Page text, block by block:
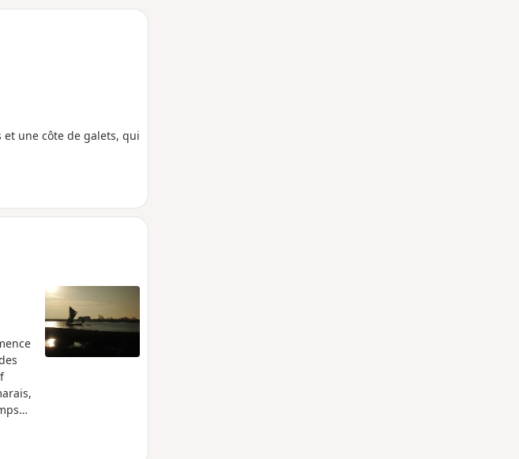
et une côte de galets, qui